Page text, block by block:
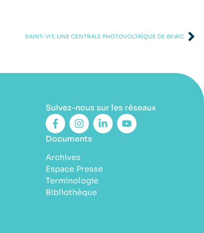
SAINT-VIT, UNE CENTRALE PHOTOVOLTAÏQUE DE 8KWC
Suivez-nous sur les réseaux
Documents
Archives
Espace Presse
Terminologie
Bibliothèque